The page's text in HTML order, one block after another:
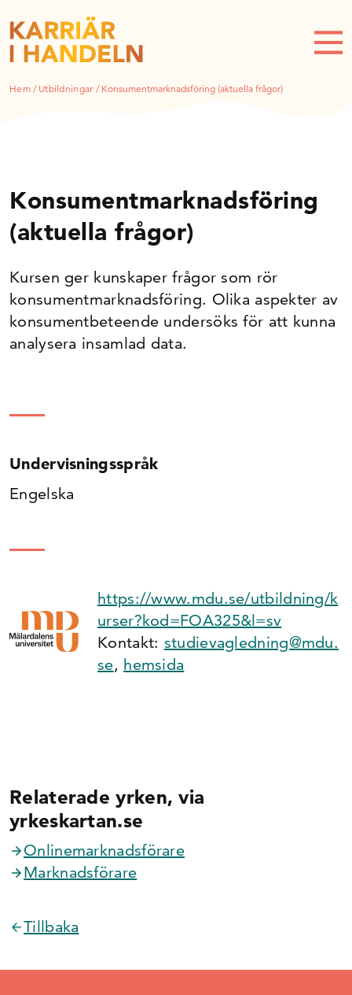
Hem/ Utbildningar / Konsumentmarknadsföring (aktuella frågor)
Konsumentmarknadsföring
(aktuella frågor)
Kursen ger kunskaper frågor som rör
konsumentmarknadsföring. Olika aspekter av
konsumentbeteende undersöks för att kunna
analysera insamlad data.
Undervisningsspråk
Engelska
https://www.mdu.se/utbildning/k
urser?kod=FOA325&l=sv
Kontakt: studievagledning@mdu.
se, hemsida
Relaterade yrken, via
yrkeskartan.se
Onlinemarknadsförare
Marknadsförare
Tillbaka